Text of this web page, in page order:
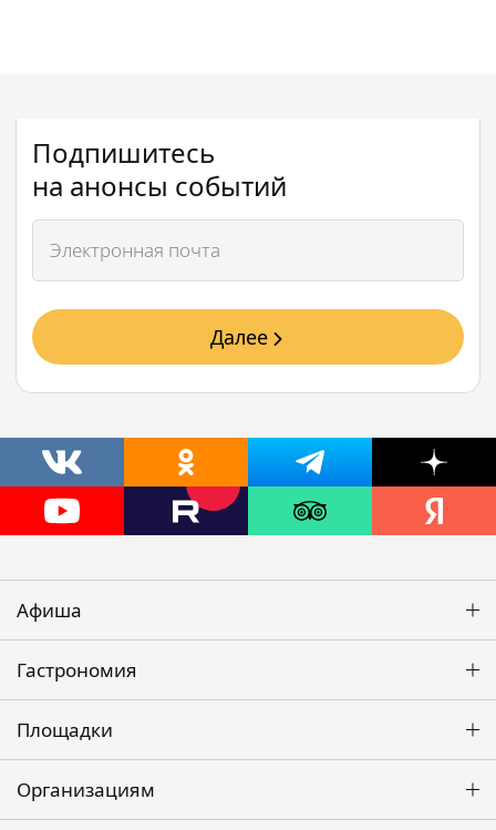
Подпишитесь
на анонсы событий
Далее
Афиша
Гастрономия
Площадки
Организациям